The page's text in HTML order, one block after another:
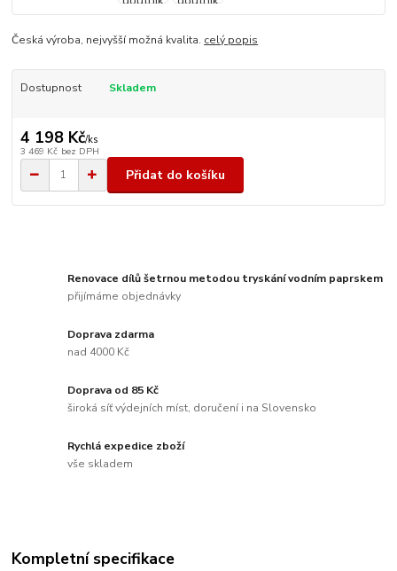
Česká výroba, nejvyšší možná kvalita. celý popis
Dostupnost Skladem
4 198 Kč/ks
3 469 Kč bez DPH
Přidat do košíku
Renovace dílů šetrnou metodou tryskání vodním paprskem
přijímáme objednávky
Doprava zdarma
nad 4000 Kč
Doprava od 85 Kč
široká síť výdejních míst, doručení i na Slovensko
Rychlá expedice zboží
vše skladem
Kompletní specifikace